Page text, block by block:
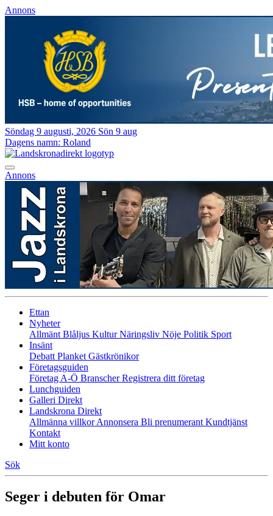
Annons
Söndag 9 augusti, 2026 Sön 9 aug
Dagens namn: Roland
Annons
Ettan
Nyheter
Allmänt Blåljus KulturNäringsliv Nöje Politik Sport
Insänt
Debatt Planket Gästkrönikor
Företagsguiden
Företag A-Ö BranscherRegistrera ditt företag
Lunchguiden
Galleri Direkt
Landskrona Direkt
Allmänna villkorAnnonsera Bli prenumerant Kundtjänst
Kontakt
Mitt konto
Sök
Seger i debuten för Omar